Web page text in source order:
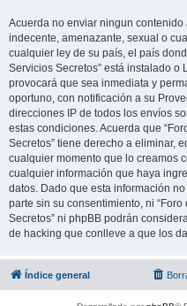
Acuerda no enviar ningun
indecente, amenazante, sexual o
cualquier ley de su país, el país
Servicios Secretos” está instalado o
provocará que sea inmediata y
oportuno, con notificación a su
direcciones IP de todos los envíos
estas condiciones. Acuerda que
Secretos” tiene derecho a eliminar,
cualquier momento que lo creamos
cualquier información que haya
datos. Dado que esta información
parte sin su consentimiento, ni
Secretos” ni phpBB podrán
de hacking que conlleve a que los
Índice general